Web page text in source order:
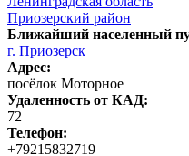
Приозерский район
Ближайший населенный
г. Приозерск
Адрес:
посёлок Моторное
Удаленность от КАД:
72
Телефон:
+79215832719